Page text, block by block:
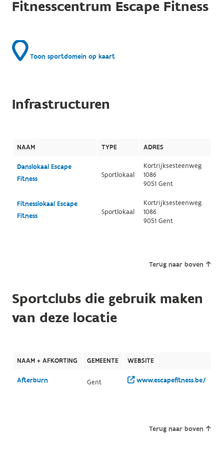
Fitnesscentrum Escape Fitness
Toon sportdomein op kaart
Infrastructuren
NAAM TYPE ADRES
Danslokaal Escape
Fitness
Sportlokaal
Kortrijksesteenweg
1086
9051 Gent
Fitnesslokaal Escape
Fitness
Sportlokaal
Kortrijksesteenweg
1086
9051 Gent
Terug naar boven
Sportclubs die gebruik maken
van deze locatie
NAAM + AFKORTING GEMEENTE WEBSITE
Afterburn Gent www.escapefitness.be/
Terug naar boven